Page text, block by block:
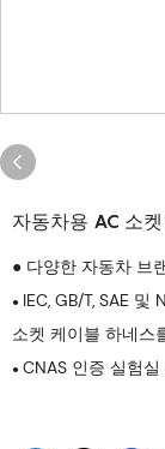
자동차용 AC 소
● 다양한 자동차 브
● IEC, GB/T, SAE
소켓 케이블 하네스
● CNAS 인증 실험